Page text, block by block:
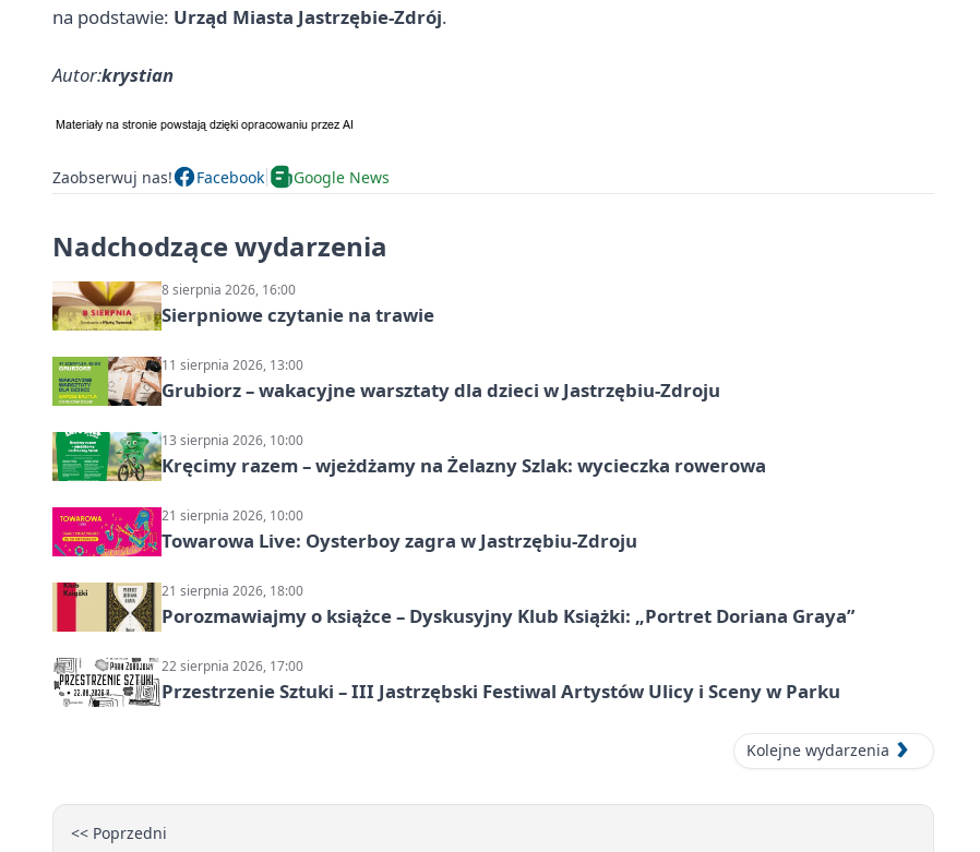
na podstawie: Urząd Miasta Jastrzębie-Zdrój.
Autor:krystian
Zaobserwuj nas! Facebook Google News
Nadchodzące wydarzenia
8 sierpnia 2026, 16:00
Sierpniowe czytanie na trawie
11 sierpnia 2026, 13:00
Grubiorz – wakacyjne warsztaty dla dzieci w Jastrzębiu-Zdroju
13 sierpnia 2026, 10:00
Kręcimy razem – wjeżdżamy na Żelazny Szlak: wycieczka rowerowa
21 sierpnia 2026, 10:00
Towarowa Live: Oysterboy zagra w Jastrzębiu-Zdroju
21 sierpnia 2026, 18:00
Porozmawiajmy o książce – Dyskusyjny Klub Książki: „Portret Doriana Graya”
22 sierpnia 2026, 17:00
Przestrzenie Sztuki – III Jastrzębski Festiwal Artystów Ulicy i Sceny w Parku
Kolejne wydarzenia
<< Poprzedni